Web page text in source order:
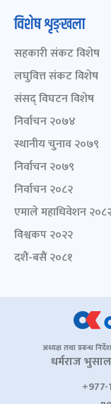
विशेष शृङ्खला
सहकारी संकट विशेष
लघुवित्त संकट विशेष
संसद् विघटन विशेष
निर्वाचन २०७४
स्थानीय चुनाव २०७९
निर्वाचन २०७९
निर्वाचन २०८२
एमाले महाधिवेशन
विश्वकप २०२२
दशैं-बसैं २०८१
अध्यक्ष तथा प्रबन्ध
धर्मराज भुसाल